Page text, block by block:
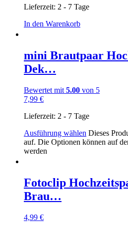
Lieferzeit: 2 - 7 Tage
In den Warenkorb
mini Brautpaar
Dek…
Bewertet mit 5.00 von 5
7,99 €
Lieferzeit: 2 - 7 Tage
Ausführung wählen Dieses
auf. Die Optionen können auf
werden
Fotoclip
Brau…
4,99 €